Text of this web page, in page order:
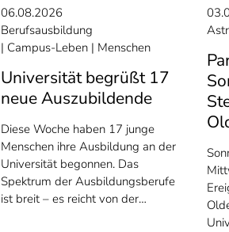
06.08.2026
Berufsausbildung
Campus-Leben
Menschen
Universität begrüßt 17
neue Auszubildende
Diese Woche haben 17 junge
Menschen ihre Ausbildung an der
Universität begonnen. Das
Spektrum der Ausbildungsberufe
ist breit – es reicht von der…